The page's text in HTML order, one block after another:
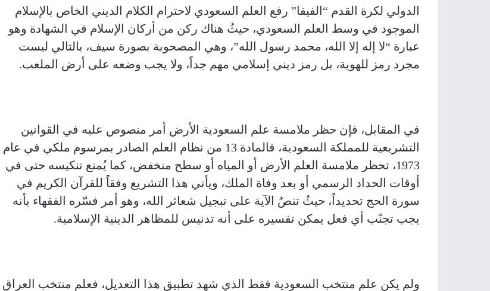
الدولي لكرة القدم “الفيفا” رفع العلم السعودي لاحترام الكلام الديني الخاص بالإسلام
الموجود في وسط العلم السعودي، حيثُ هناك ركن من أركان الإسلام في الشهادة وهو
عبارة “لا إله إلا الله، محمد رسول الله”، وهي المصحوبة بصورة سيف، بالتالي ليست
مجرد رمز للهوية، بل رمز ديني إسلامي مهم جداً، ولا يجب وضعه على أرض الملعب.
في المقابل، فإن حظر ملامسة علم السعودية الأرض أمر منصوص عليه في القوانين
التشريعية للمملكة السعودية، فالمادة 13 من نظام العلم الصادر بمرسوم ملكي في عام
1973، تحظر ملامسة العلم الأرض أو المياه أو سطح منخفض، كما يُمنع تنكيسه حتى في
أوقات الحداد الرسمي أو بعد وفاة الملك، ويأتي هذا التشريع وفقاً للقرآن الكريم في
سورة الحج تحديداً، حيثُ تنصُ الآية على تبجيل شعائر الله، وهو أمر فسّره الفقهاء بأنه
يجب تجنّب أي فعل يمكن تفسيره على أنه تدنيس للمظاهر الدينية الإسلامية.
ولم يكن علم منتخب السعودية فقط الذي شهد تطبيق هذا التعديل، فعلم منتخب العراق